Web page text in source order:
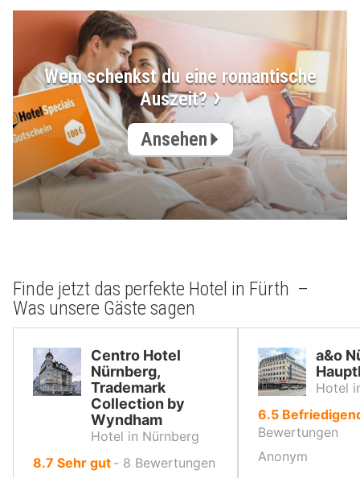
Wem schenkst du eine romantische
Auszeit?
Ansehen
Finde jetzt das perfekte Hotel in Fürth –
Was unsere Gäste sagen
Centro Hotel
Nürnberg,
Trademark
Collection by
Wyndham
Hotel in Nürnberg
8.7 von
Sehr gut ‐ 8 Bewertungen
a&o
Hotel
6.5von
10,
Bewertungen
Anonym